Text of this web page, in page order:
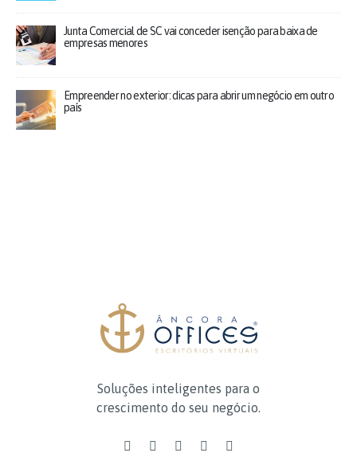
Junta Comercial de SC vai conceder isenção para baixa de
empresas menores
Empreender no exterior: dicas para abrir um negócio em outro
país
Soluções inteligentes para o
crescimento do seu negócio.